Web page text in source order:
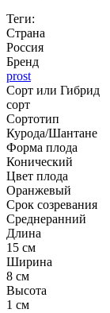
Теги:
Страна
Россия
Бренд
prost
Сорт или Гибрид
сорт
Сортотип
Курода/Шантане
Форма плода
Конический
Цвет плода
Оранжевый
Срок созревания
Среднеранний
Длина
15 см
Ширина
8 см
Высота
1 см